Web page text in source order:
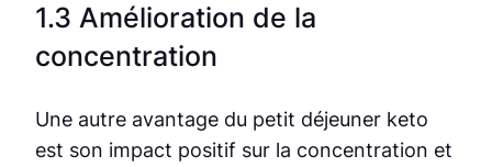
1.3 Amélioration de la
concentration
Une autre avantage du petit déjeuner keto
est son impact positif sur la concentration et